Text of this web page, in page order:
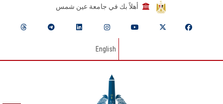
أهلاً بك في جامعة عين شمس
English